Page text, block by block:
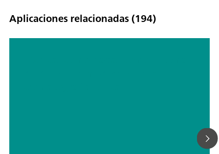
Aplicaciones relacionadas (194)